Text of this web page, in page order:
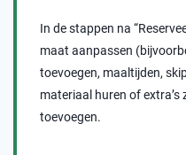
In de stappen na
maat aanpassen
toevoegen, maaltijden,
materiaal huren of
toevoegen.